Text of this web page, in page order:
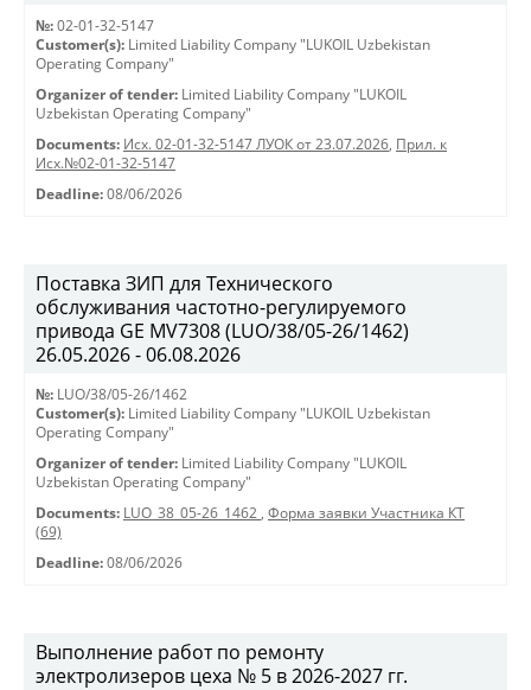
№: 02-01-32-5147
Customer(s): Limited Liability Company "LUKOIL Uzbekistan
Operating Company"
Organizer of tender: Limited Liability Company "LUKOIL
Uzbekistan Operating Company"
Documents: Исх. 02-01-32-5147 ЛУОК от 23.07.2026, Прил. к
Исх.№02-01-32-5147
Deadline: 08/06/2026
Поставка ЗИП для Технического
обслуживания частотно-регулируемого
привода GE MV7308 (LUO/38/05-26/1462)
26.05.2026 - 06.08.2026
№: LUO/38/05-26/1462
Customer(s): Limited Liability Company "LUKOIL Uzbekistan
Operating Company"
Organizer of tender: Limited Liability Company "LUKOIL
Uzbekistan Operating Company"
Documents: LUO_38_05-26_1462 , Форма заявки Участника КТ
(69)
Deadline: 08/06/2026
Выполнение работ по ремонту
электролизеров цеха № 5 в 2026-2027 гг.